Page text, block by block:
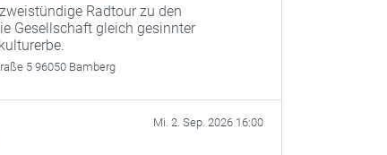
Radtour zu den
Gesellschaft gleich gesinnter
5 96050 Bamberg
Mi. 2. Sep. 2026 16:00